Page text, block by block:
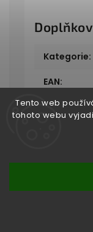
Tento web
tohoto webu
Kategorie:
EAN:
Copyright 2026